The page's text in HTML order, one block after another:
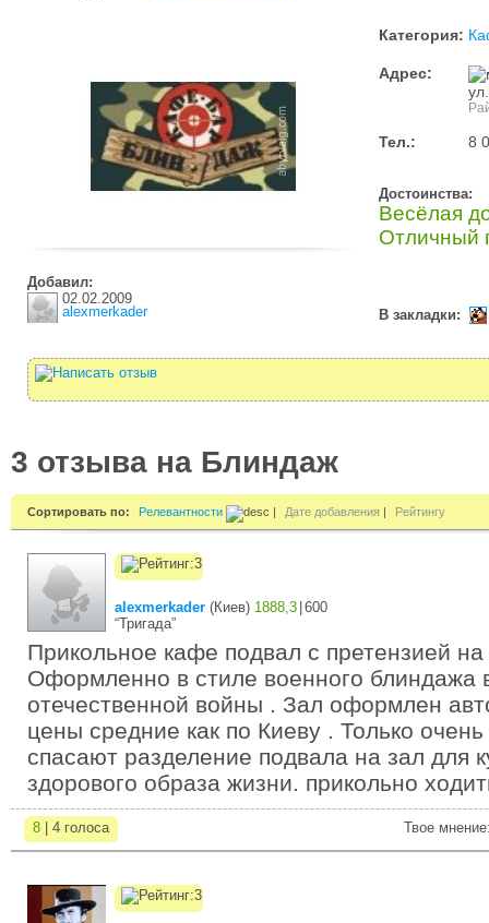
Категория:
Адрес:
Тел.: 8
Достоинства:
Весёлая
Отличный
Добавил:
02.02.2009
alexmerkader
В закладки:
3 отзыва на Блиндаж
Сортировать по: Релевантности | Дате добавления | Рейтингу
alexmerkader (Киев) 1888,3 600
“Тригада”
Прикольное кафе подвал с претензией
Оформленно в стиле военного блиндажа
отечественной войны . Зал оформлен
цены средние как по Киеву . Только
спасают разделение подвала на зал для
здорового образа жизни. прикольно
8 | 4 голоса Твое